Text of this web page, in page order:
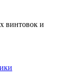
винтовок и